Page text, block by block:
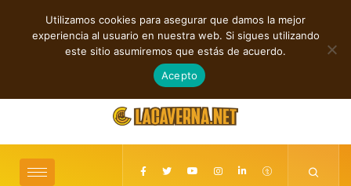
TENDENCIAS
Shaven Primates: Un estallido de Hard Rock contra el control digital
agosto 8, 2026
Utilizamos cookies para asegurar que damos la mejor
experiencia al usuario en nuestra web. Si sigues utilizando
este sitio asumiremos que estás de acuerdo.
Acepto